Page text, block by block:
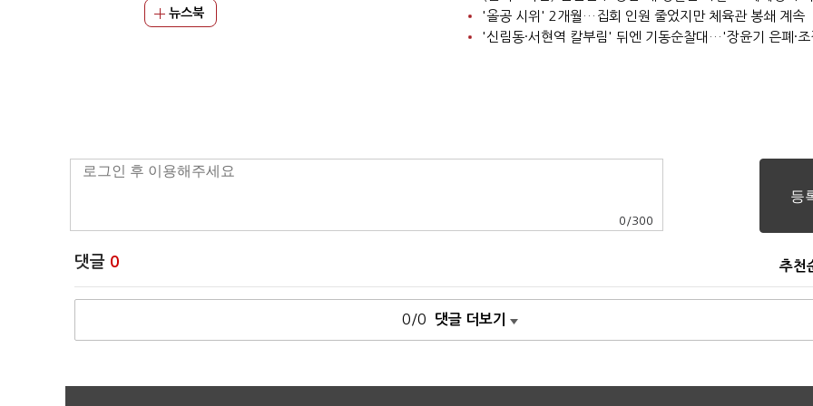
뉴스북
'올공 시위' 2개월…집회 인원 줄었지만 체육관 봉쇄 계속
0 /300
댓글 0 추천
0/0 댓글 더보기